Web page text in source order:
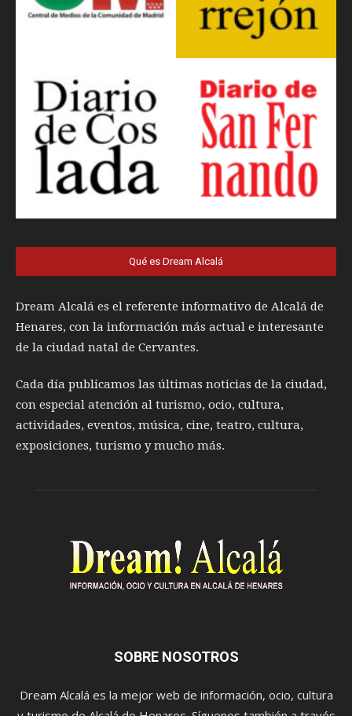
Qué es Dream Alcalá
Dream Alcalá es el referente informativo de Alcalá de
Henares, con la información más actual e interesante
de la ciudad natal de Cervantes.
Cada día publicamos las últimas noticias de la ciudad,
con especial atención al turismo, ocio, cultura,
actividades, eventos, música, cine, teatro, cultura,
exposiciones, turismo y mucho más.
SOBRE NOSOTROS
Dream Alcalá es la mejor web de información, ocio, cultura